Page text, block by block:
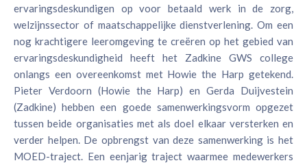
ervaringsdeskundigen op voor betaald werk in de zorg,
welzijnssector of maatschappelijke dienstverlening. Om een
nog krachtigere leeromgeving te creëren op het gebied van
ervaringsdeskundigheid heeft het Zadkine GWS college
onlangs een overeenkomst met Howie the Harp getekend.
Pieter Verdoorn (Howie the Harp) en Gerda Duijvestein
(Zadkine) hebben een goede samenwerkingsvorm opgezet
tussen beide organisaties met als doel elkaar versterken en
verder helpen. De opbrengst van deze samenwerking is het
MOED-traject. Een eenjarig traject waarmee medewerkers